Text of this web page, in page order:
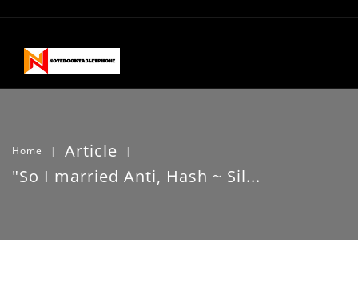
Home | Article |
"So I married Anti, Hash ~ Sil...